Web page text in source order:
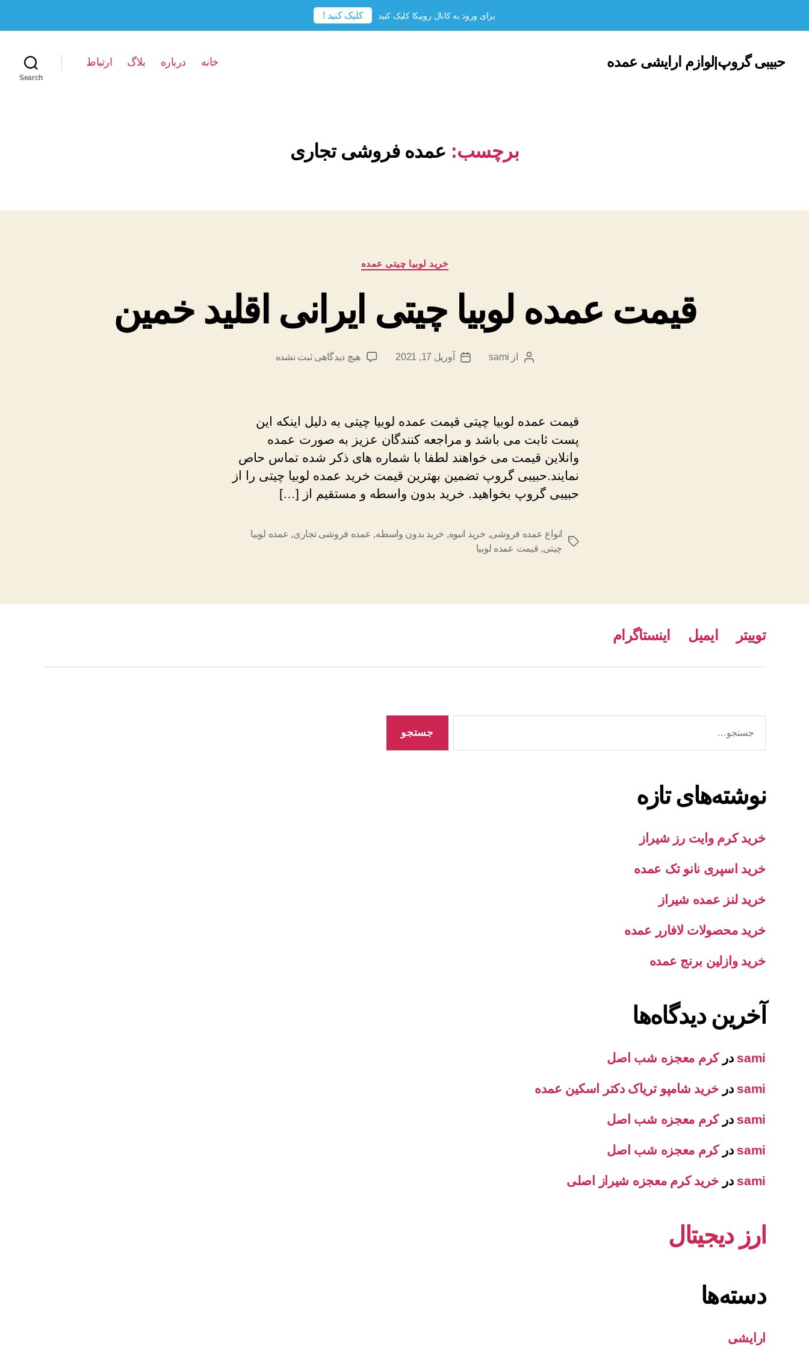
حبیبی گروپ|لوازم ارایشی عمده خانه درباره بلاگ ارتباط
Search
برچسب: عمده فروشی تجاری
دسته‌ها
خرید لوبیا چیتی عمده
قیمت عمده لوبیا چیتی ایرانی اقلید خمین
نویسندهٔ
از sami
تاریخآوریل 17, 2021 هیچ دیدگاهیبرای
چیتی
ایرانی
اقلید
خمین
ثبت نشده
قیمت عمده لوبیا چیتی قیمت عمده لوبیا چیتی به دلیل اینکه این
پست ثابت می باشد و مراجعه کنندگان عزیز به صورت عمده
وانلاین قیمت می خواهند لطفا با شماره های ذکر شده تماس حاص
نمایند.حبیبی گروپ تضمین بهترین قیمت خرید عمده لوبیا چیتی را از
حبیبی گروپ بخواهید. خرید بدون واسطه و مستقیم از […]
برچسب‌ها
انواع عمده فروشی, خرید انبوه, خرید بدون واسطه, عمده فروشی تجاری, عمده لوبیا
چیتی, قیمت عمده لوبیا
توییتر ایمیل اینستاگرام
نوشته‌های تازه
خرید کرم وایت رز شیراز
خرید اسپری نانو تک عمده
خرید لنز عمده شیراز
خرید محصولات لافارر عمده
خرید وازلین برنج عمده
آخرین دیدگاه‌ها
sami درکرم معجزه شب اصل
sami در خرید شامپو تریاک دکتر اسکین عمده
sami درکرم معجزه شب اصل
sami درکرم معجزه شب اصل
sami در خرید کرم معجزه شیراز اصلی
ارز دیجیتال
دسته‌ها
ارایشی
برای ورود به کانال روبیکا کلیک کنید کلیک کنید !